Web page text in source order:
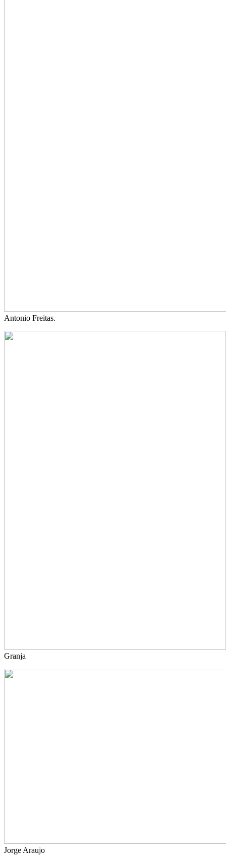
Antonio Freitas.
Granja
Jorge Araujo